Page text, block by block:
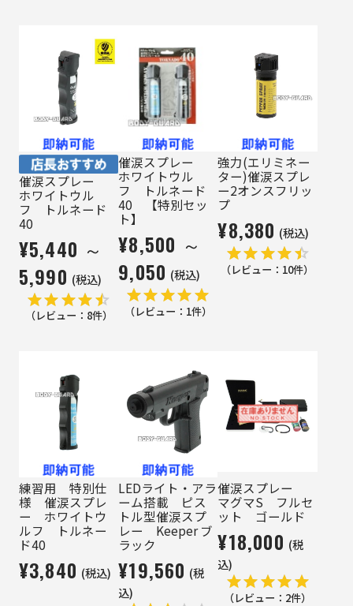
催涙スプレー
ホワイトウル
フ トルネード
40
¥5,440 ～
5,990 (税込)
（レビュー： 8件）
催涙スプレー
ホワイトウル
フ トルネード
40 【特別セッ
ト】
¥8,500 ～
9,050 (税込)
（レビュー： 1件）
強力(エリミネー
ター)催涙スプレ
ー2オンスフリッ
プ
¥8,380 (税込)
（レビュー： 10件）
練習用 特別仕
様 催涙スプレ
ー ホワイトウ
ルフ トルネー
ド40
¥3,840 (税込)
LEDライト・アラ
ーム搭載 ピス
トル型催涙スプ
レー Keeper ブ
ラック
¥19,560 (税
込)
催涙スプレー
マグマS フルセ
ット ゴールド
¥18,000 (税
込)
（レビュー： 2件）